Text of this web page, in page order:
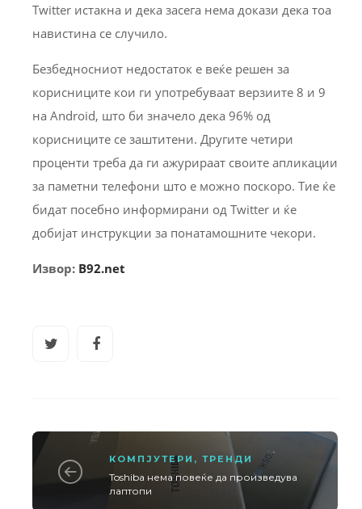
Twitter истакна и дека засега нема докази дека тоа
навистина се случило.
Безбедносниот недостаток е веќе решен за
корисниците кои ги употребуваат верзиите 8 и 9
на Android, што би значело дека 96% од
корисниците се заштитени. Другите четири
проценти треба да ги ажурираат своите апликации
за паметни телефони што е можно поскоро. Тие ќе
бидат посебно информирани од Тwitter и ќе
добијат инструкции за понатамошните чекори.
Извор: B92.net
КОМПЈУТЕРИ , ТРЕНДИ
Toshiba нема повеќе да произведува
лаптопи